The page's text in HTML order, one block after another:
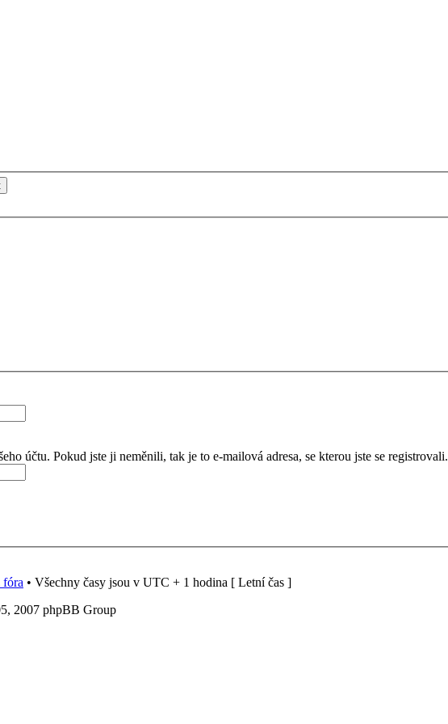
účtu. Pokud jste ji neměnili, tak je to e-mailová adresa, se kterou jste se registrovali.
fóra • Všechny časy jsou v UTC + 1 hodina [ Letní čas ]
2007 phpBB Group